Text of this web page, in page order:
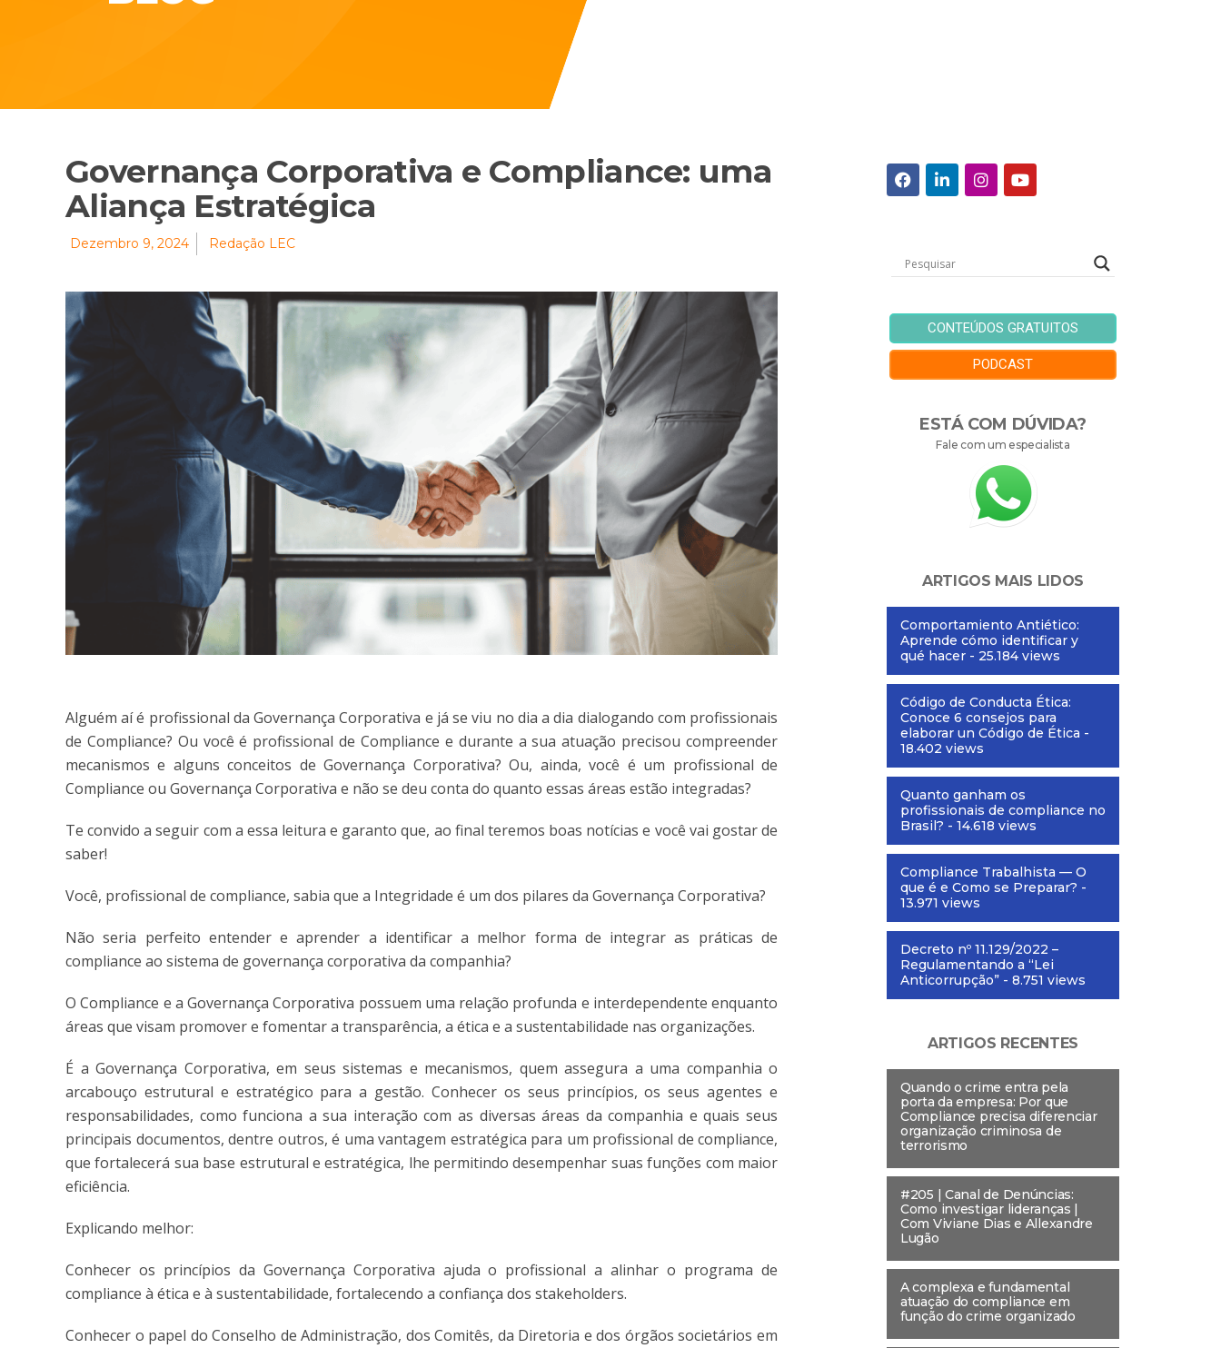
Governança Corporativa e Compliance: uma
Aliança Estratégica
Dezembro 9, 2024 Redação LEC
Alguém aí é profissional da Governança Corporativa e já se viu no dia a dia dialogando com profissionais
de Compliance? Ou você é profissional de Compliance e durante a sua atuação precisou compreender
mecanismos e alguns conceitos de Governança Corporativa? Ou, ainda, você é um profissional de
Compliance ou Governança Corporativa e não se deu conta do quanto essas áreas estão integradas?
Te convido a seguir com a essa leitura e garanto que, ao final teremos boas notícias e você vai gostar de
saber!
Você, profissional de compliance, sabia que a Integridade é um dos pilares da Governança Corporativa?
Não seria perfeito entender e aprender a identificar a melhor forma de integrar as práticas de
compliance ao sistema de governança corporativa da companhia?
O Compliance e a Governança Corporativa possuem uma relação profunda e interdependente enquanto
áreas que visam promover e fomentar a transparência, a ética e a sustentabilidade nas organizações.
É a Governança Corporativa, em seus sistemas e mecanismos, quem assegura a uma companhia o
arcabouço estrutural e estratégico para a gestão. Conhecer os seus princípios, os seus agentes e
responsabilidades, como funciona a sua interação com as diversas áreas da companhia e quais seus
principais documentos, dentre outros, é uma vantagem estratégica para um profissional de compliance,
que fortalecerá sua base estrutural e estratégica, lhe permitindo desempenhar suas funções com maior
eficiência.
Explicando melhor:
Conhecer os princípios da Governança Corporativa ajuda o profissional a alinhar o programa de
compliance à ética e à sustentabilidade, fortalecendo a confiança dos stakeholders.
Conhecer o papel do Conselho de Administração, dos Comitês, da Diretoria e dos órgãos societários em
CONTEÚDOS GRATUITOS
PODCAST
ESTÁ COM DÚVIDA?
Fale com um especialista
ARTIGOS MAIS LIDOS
Comportamiento Antiético:
Aprende cómo identificar y
qué hacer - 25.184 views
Código de Conducta Ética:
Conoce 6 consejos para
elaborar un Código de Ética -
18.402 views
Quanto ganham os
profissionais de compliance no
Brasil? - 14.618 views
Compliance Trabalhista — O
que é e Como se Preparar? -
13.971 views
Decreto nº 11.129/2022 –
Regulamentando a “Lei
Anticorrupção” - 8.751 views
ARTIGOS RECENTES
Quando o crime entra pela
porta da empresa: Por que
Compliance precisa diferenciar
organização criminosa de
terrorismo
#205 | Canal de Denúncias:
Como investigar lideranças |
Com Viviane Dias e Allexandre
Lugão
A complexa e fundamental
atuação do compliance em
função do crime organizado